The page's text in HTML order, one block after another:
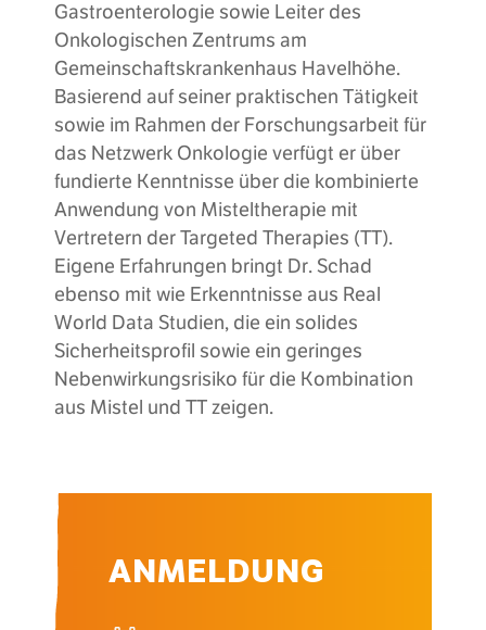
Gastroenterologie sowie Leiter des
Onkologischen Zentrums am
Gemeinschaftskrankenhaus Havelhöhe.
Basierend auf seiner praktischen Tätigkeit
sowie im Rahmen der Forschungsarbeit für
das Netzwerk Onkologie verfügt er über
fundierte Kenntnisse über die kombinierte
Anwendung von Misteltherapie mit
Vertretern der Targeted Therapies (TT).
Eigene Erfahrungen bringt Dr. Schad
ebenso mit wie Erkenntnisse aus Real
World Data Studien, die ein solides
Sicherheitsprofil sowie ein geringes
Nebenwirkungsrisiko für die Kombination
aus Mistel und TT zeigen.
ANMELDUNG